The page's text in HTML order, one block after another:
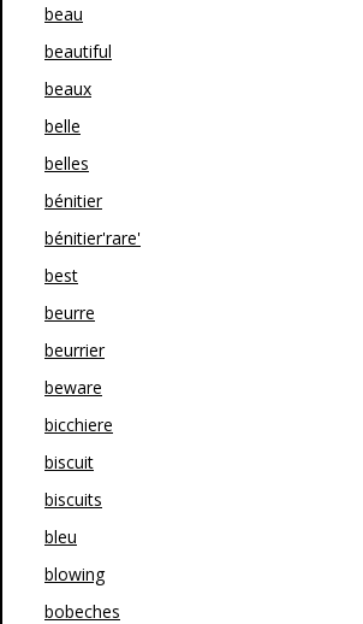
beau
beautiful
beaux
belle
belles
bénitier
bénitier'rare'
best
beurre
beurrier
beware
bicchiere
biscuit
biscuits
bleu
blowing
bobeches